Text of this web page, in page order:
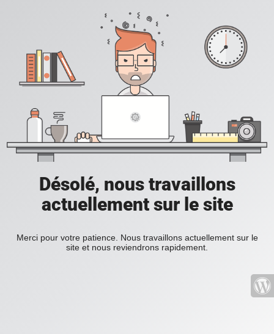
Désolé, nous travaillons
actuellement sur le site
Merci pour votre patience. Nous travaillons actuellement sur le
site et nous reviendrons rapidement.